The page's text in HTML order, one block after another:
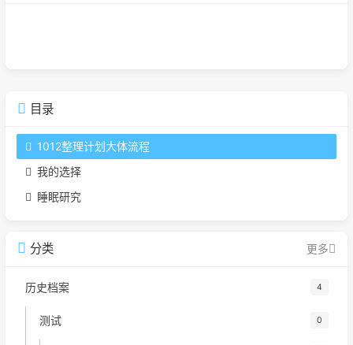
目录
1012整理计划大体流程
我的选择
睡眠研究
分类 更多
历史档案 4
测试 0